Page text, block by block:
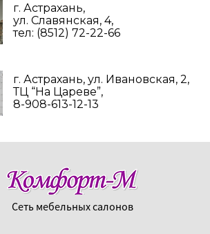
г. Астрахань,
ул. Славянская, 4,
тел: (8512) 72-22-66
г. Астрахань, ул. Ивановская, 2,
ТЦ “На Цареве”,
8-908-613-12-13
Сеть мебельных салонов